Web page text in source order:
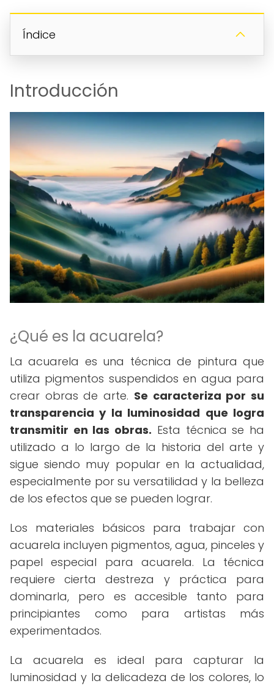
Índice
Introducción
¿Qué es la acuarela?
La acuarela es una técnica de pintura que
utiliza pigmentos suspendidos en agua para
crear obras de arte. Se caracteriza por su
transparencia y la luminosidad que logra
transmitir en las obras. Esta técnica se ha
utilizado a lo largo de la historia del arte y
sigue siendo muy popular en la actualidad,
especialmente por su versatilidad y la belleza
de los efectos que se pueden lograr.
Los materiales básicos para trabajar con
acuarela incluyen pigmentos, agua, pinceles y
papel especial para acuarela. La técnica
requiere cierta destreza y práctica para
dominarla, pero es accesible tanto para
principiantes como para artistas más
experimentados.
La acuarela es ideal para capturar la
luminosidad y la delicadeza de los colores, lo